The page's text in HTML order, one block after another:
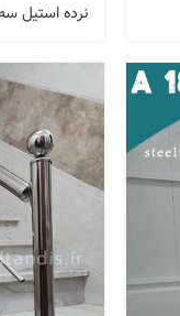
نرده استیل